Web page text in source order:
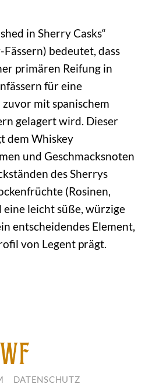
in Sherry Casks“
bedeutet, dass
primären Reifung in
für eine
mit spanischem
gelagert wird. Dieser
dem Whiskey
und Geschmacksnoten
des Sherrys
(Rosinen,
eine leicht süße, würzige
entscheidendes Element,
von Legent prägt.
DATENSCHUTZ